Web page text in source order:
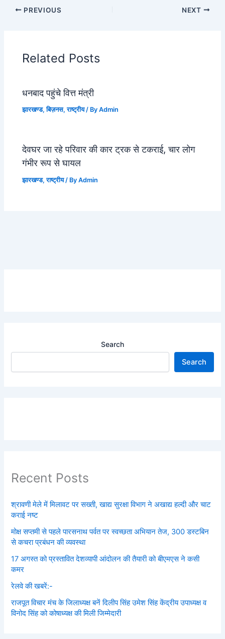
PREVIOUS NEXT
Related Posts
धनबाद पहुंचे वित्त मंत्री
झारखण्ड,बिज़नस,राष्ट्रीय/ ByAdmin
देवघर जा रहे परिवार की कार ट्रक से टकराई, चार लोग
गंभीर रूप से घायल
झारखण्ड,राष्ट्रीय/ ByAdmin
Search
Search
Recent Posts
श्रावणी मेले में मिलावट पर सख्ती, खाद्य सुरक्षा विभाग ने अखाद्य हल्दी और चाट
कराई नष्ट
मोक्ष सप्तमी से पहले पारसनाथ पर्वत पर स्वच्छता अभियान तेज, 300 डस्टबिन
से कचरा प्रबंधन की व्यवस्था
17 अगस्त को प्रस्तावित देशव्यापी आंदोलन की तैयारी को बीएमएस ने कसी
कमर
रेलवे की खबरें:-
राजपूत विचार मंच के जिलाध्यक्ष बनें‌ दिलीप सिंह उमेश सिंह केंद्रीय उपाध्यक्ष व
विनोद सिंह को कोषाध्यक्ष की मिली जिम्मेदारी